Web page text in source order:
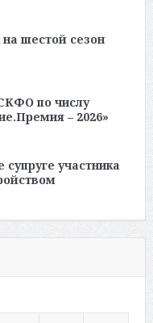
шестой сезон
по числу
– 2026»
участника